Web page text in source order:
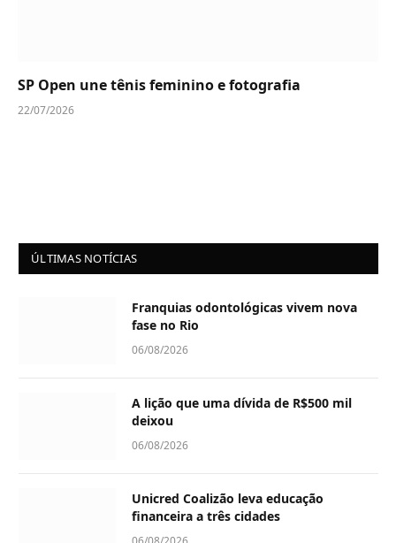
SP Open une tênis feminino e fotografia
22/07/2026
ÚLTIMAS NOTÍCIAS
Franquias odontológicas vivem nova
fase no Rio
06/08/2026
A lição que uma dívida de R$500 mil
deixou
06/08/2026
Unicred Coalizão leva educação
financeira a três cidades